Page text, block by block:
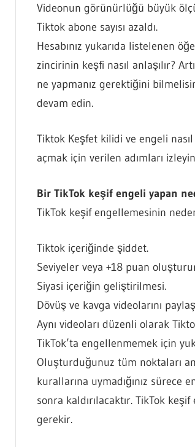
Videonun görünürlüğü büyük
Tiktok abone sayısı azaldı.
Hesabınız yukarıda listelenen
zincirinin keşfi nasıl anlaşılır?
ne yapmanız gerektiğini
devam edin.
Tiktok Keşfet kilidi ve engeli
açmak için verilen adımları
Bir TikTok keşif engeli yapan
TikTok keşif engellemesinin
Tiktok içeriğinde şiddet.
Seviyeler veya +18 puan
Siyasi içeriğin geliştirilmesi.
Dövüş ve kavga videolarını
Aynı videoları düzenli olarak
TikTok’ta engellenmemek için
Oluşturduğunuz tüm noktaları
kurallarına uymadığınız
sonra kaldırılacaktır. TikTok
gerekir.